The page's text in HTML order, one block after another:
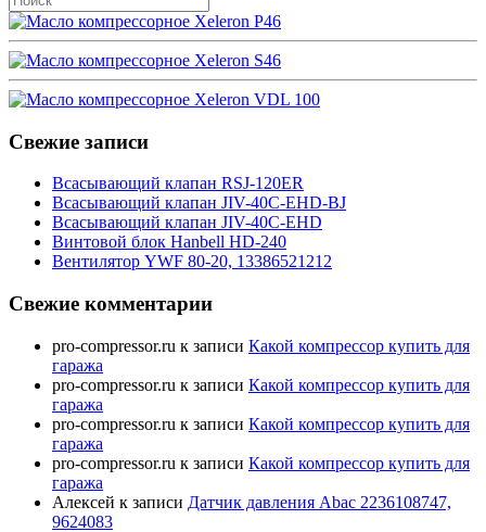
Свежие записи
Всасывающий клапан RSJ-120ER
Всасывающий клапан JIV-40C-EHD-BJ
Всасывающий клапан JIV-40C-EHD
Винтовой блок Hanbell HD-240
Вентилятор YWF 80-20, 13386521212
Свежие комментарии
pro-compressor.ru к записи Какой компрессор купить для
гаража
pro-compressor.ru к записи Какой компрессор купить для
гаража
pro-compressor.ru к записи Какой компрессор купить для
гаража
pro-compressor.ru к записи Какой компрессор купить для
гаража
Алексей к записи Датчик давления Abac 2236108747,
9624083